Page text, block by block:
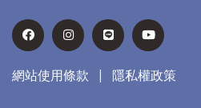
網站使用條款 隱私權政策